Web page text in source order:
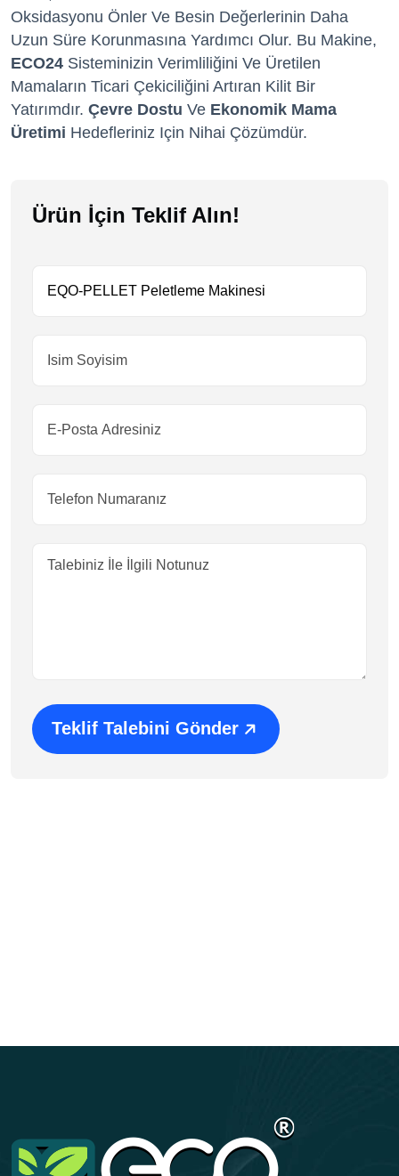
Oksidasyonu Önler Ve Besin Değerlerinin Daha
Uzun Süre Korunmasına Yardımcı Olur. Bu Makine,
ECO24 Sisteminizin Verimliliğini Ve Üretilen
Mamaların Ticari Çekiciliğini Artıran Kilit Bir
Yatırımdır. Çevre Dostu Ve Ekonomik Mama
Üretimi Hedefleriniz Için Nihai Çözümdür.
Ürün İçin Teklif Alın!
Teklif Talebini Gönder